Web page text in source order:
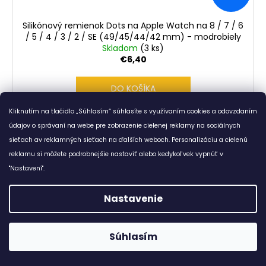
Kliknutím na tlačidlo „Súhlasím“ súhlasíte s využívaním cookies a odovzdaním
údajov o správaní na webe pre zobrazenie cielenej reklamy na sociálnych
sieťach av reklamných sieťach na ďalších weboch. Personalizáciu a cielenú
reklamu si môžete podrobnejšie nastaviť alebo kedykoľvek vypnúť v
"Nastavení".
Nastavenie
Súhlasím
Silikónový remienok Dots na Apple Watch na 8 / 7 / 6
/ 5 / 4 / 3 / 2 / SE (49/45/44/42 mm) - modrobiely
Skladom (3 ks)
€6,40
DO KOŠÍKA
Pri nákupe nad...